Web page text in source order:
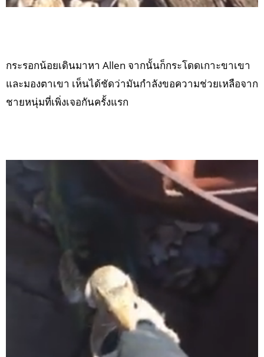
กระรอกน้อยเดินมาหา Allen จากนั้นก็กระโดดเกาะขาเขา
และมองตาเขา เห็นได้ชัดว่ามันกำลังขอความช่วยเหลือจาก
ชายหนุ่มที่เพิ่งเจอกันครั้งแรก